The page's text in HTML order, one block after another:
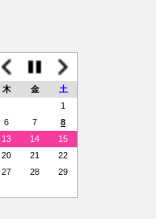
木 金
土
1
6 7
8
13 14
15
20 21
22
27 28
29